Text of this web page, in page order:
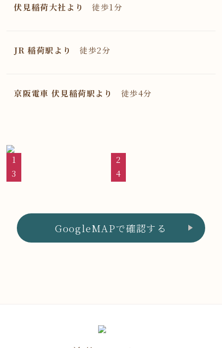
伏見稲荷大社より 徒歩1分
JR 稲荷駅より 徒歩2分
京阪電車 伏見稲荷駅より 徒歩4分
GoogleMAPで確認する